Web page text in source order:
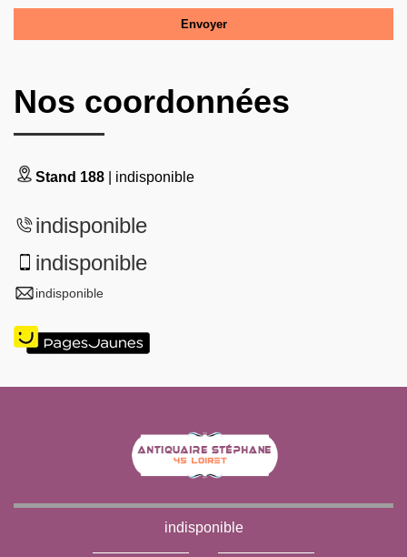
Nos coordonnées
Stand 188 | indisponible
indisponible
indisponible
indisponible
indisponible